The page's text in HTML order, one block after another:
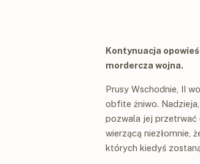
Kontynuacja
mordercza wojna.
Prusy Wschodnie, II
obfite żniwo.
pozwala jej przetrwać
wierzącą niezłomnie,
których kiedyś